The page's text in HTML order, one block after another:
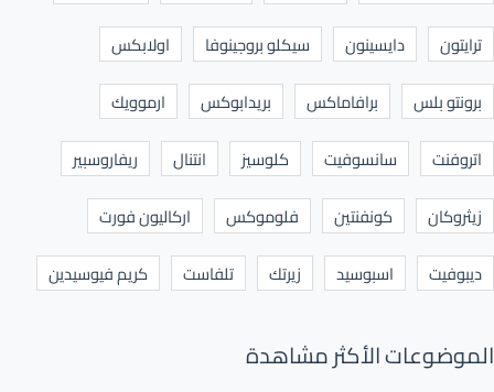
ترايتون
دايسينون سيكلو بروجينوفا
اولابكس
برونتو بلس
برافاماكس بريدابوكس
ارموويك
اتروفنت
سانسوفيت كلوسيز انتنال
ريفاروسبير
زيثروكان
كونفنتين فلوموكس
اركاليون فورت
ديبوفيت
اسبوسيد زيرتك تلفاست كريم فيوسيدين
الموضوعات الأكثر مشاهدة